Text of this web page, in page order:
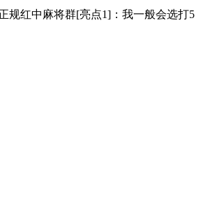
规红中麻将群[亮点1]：我一般会选打5